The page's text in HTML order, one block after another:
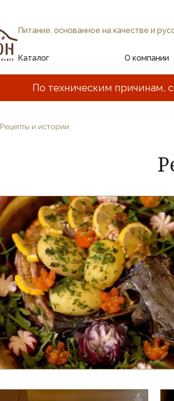
Питание, основанное на качестве и
Каталог О компании
По техническим причинам,
Рецепты и истории